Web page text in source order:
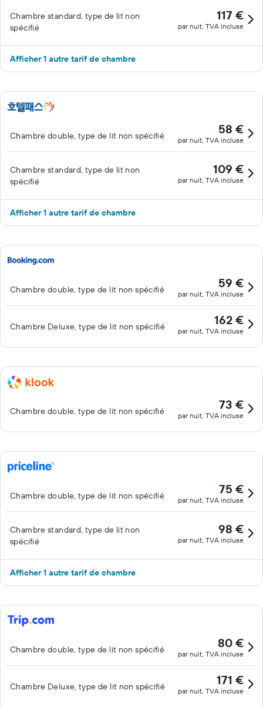
Chambre standard, type de lit non
spécifié
117 €
par nuit, TVA incluse
Afficher 1 autre tarif de chambre
Chambre double, type de lit non spécifié 58 €
par nuit, TVA incluse
Chambre standard, type de lit non
spécifié
109 €
par nuit, TVA incluse
Afficher 1 autre tarif de chambre
Chambre double, type de lit non spécifié 59 €
par nuit, TVA incluse
Chambre Deluxe, type de lit non spécifié 162 €
par nuit, TVA incluse
Chambre double, type de lit non spécifié 73 €
par nuit, TVA incluse
Chambre double, type de lit non spécifié 75 €
par nuit, TVA incluse
Chambre standard, type de lit non
spécifié
98 €
par nuit, TVA incluse
Afficher 1 autre tarif de chambre
Chambre double, type de lit non spécifié 80 €
par nuit, TVA incluse
Chambre Deluxe, type de lit non spécifié 171 €
par nuit, TVA incluse